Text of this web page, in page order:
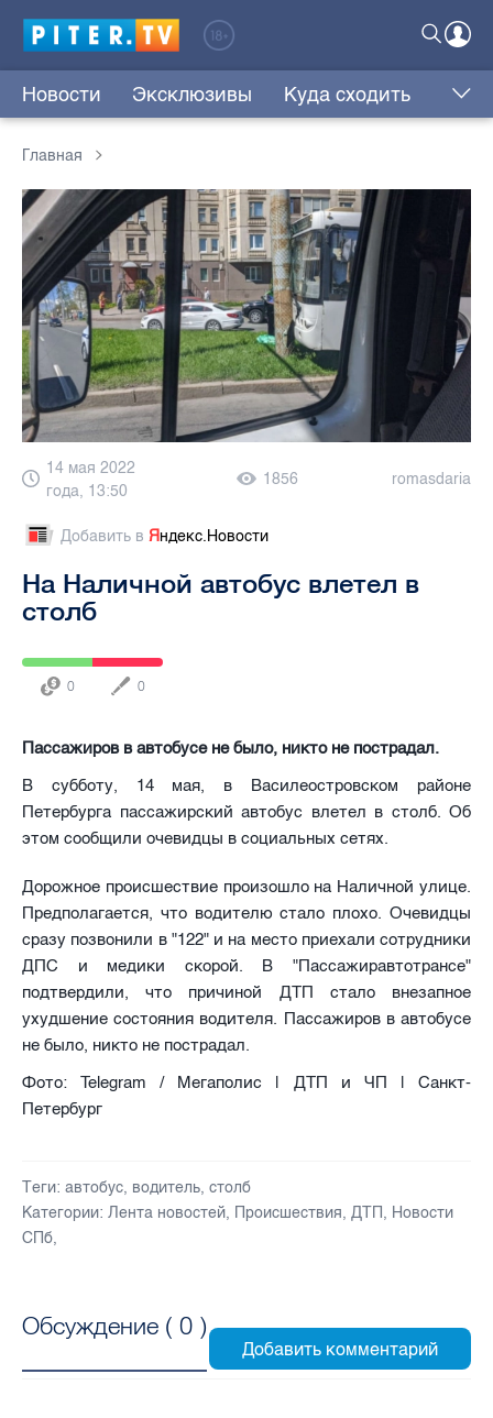
Новости Эксклюзивы Куда сходить
Главная
14 мая 2022
года, 13:50
1856 romasdaria
Добавить в Яндекс.Новости
На Наличной автобус влетел в
столб
0 0
Пассажиров в автобусе не было, никто не пострадал.
В субботу, 14 мая, в Василеостровском районе
Петербурга пассажирский автобус влетел в столб. Об
этом сообщили очевидцы в социальных сетях.
Дорожное происшествие произошло на Наличной улице.
Предполагается, что водителю стало плохо. Очевидцы
сразу позвонили в "122" и на место приехали сотрудники
ДПС и медики скорой. В "Пассажиравтотрансе"
подтвердили, что причиной ДТП стало внезапное
ухудшение состояния водителя. Пассажиров в автобусе
не было, никто не пострадал.
Фото: Telegram / Мегаполис | ДТП и ЧП | Санкт-
Петербург
Теги: автобус, водитель, столб
Категории: Лента новостей, Происшествия, ДТП, Новости
СПб,
Обсуждение ( 0 )